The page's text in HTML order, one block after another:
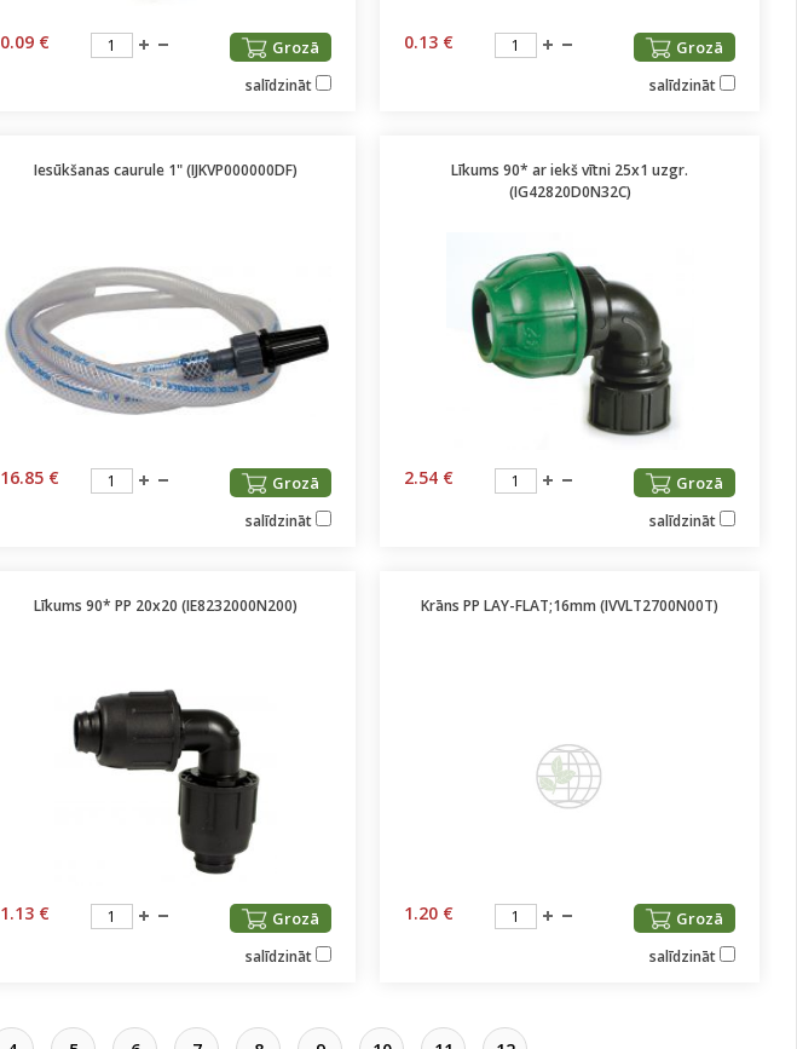
0.09 € Grozā
salīdzināt
0.13 € Grozā
salīdzināt
Iesūkšanas caurule 1" (IJKVP000000DF)
16.85 € Grozā
salīdzināt
Līkums 90* ar iekš vītni 25x1 uzgr.
(IG42820D0N32C)
2.54 € Grozā
salīdzināt
Līkums 90* PP 20x20 (IE8232000N200)
1.13 € Grozā
salīdzināt
Krāns PP LAY-FLAT;16mm (IVVLT2700N00T)
1.20 € Grozā
salīdzināt